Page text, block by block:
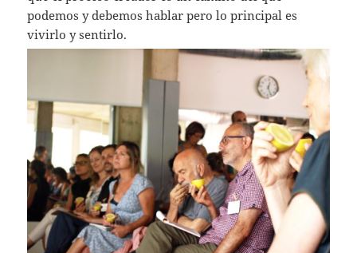
podemos y debemos hablar pero lo principal es
vivirlo y sentirlo.